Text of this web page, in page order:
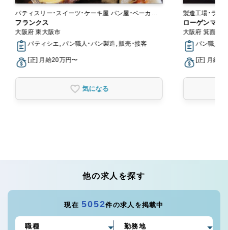
パティスリー・スイーツ・ケーキ屋 パン屋・ベーカリ
ー
フランクス
大阪府 東大阪市
パティシエ, パン職人・パン製造, 販売・接客
[正] 月給20万円〜
気になる
ローゲンマイ
大阪府 箕面市
パン職人・
[正] 月給
他の求人を探す
現在5052件の求人を掲載中